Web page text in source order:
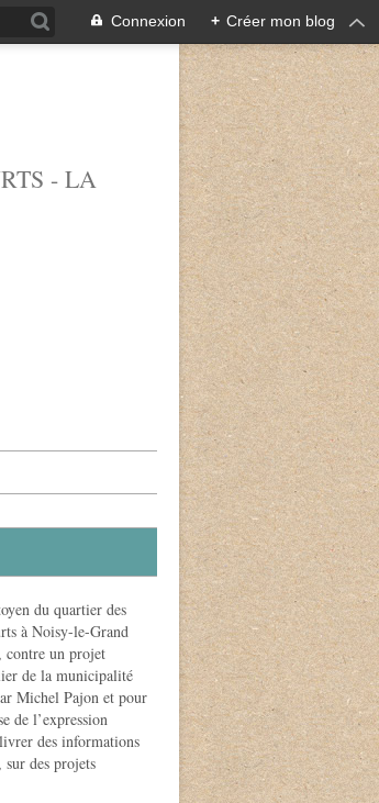
Connexion + Créer mon blog
- LA
du quartier des
à Noisy-le-Grand
contre un projet
de la municipalité
Michel Pajon et pour
de l’expression
des informations
des projets